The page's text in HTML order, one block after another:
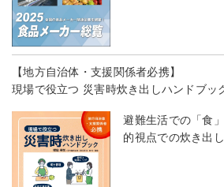
【地方自治体・支援関係者必携】
現場で役立つ 災害時炊き出しハンドブッ
避難生活での「食
的視点での炊き出